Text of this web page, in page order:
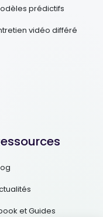
prédictifs
vidéo différé
et Guides